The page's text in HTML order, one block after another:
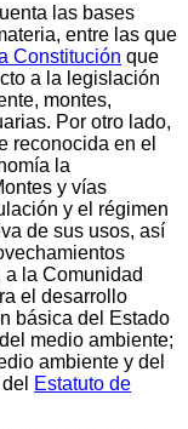
las bases
entre las que
Constitución que
a la legislación
montes,
Por otro lado,
reconocida en el
la
y vías
y el régimen
de sus usos, así
la Comunidad
el desarrollo
básica del Estado
medio ambiente;
ambiente y del
Estatuto de